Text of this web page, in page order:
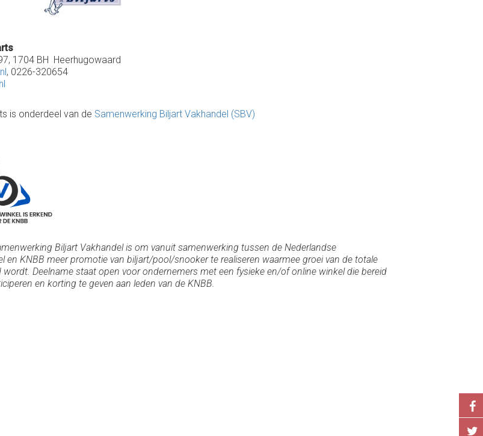
1704 BH Heerhugowaard
, 0226-320654
is onderdeel van de Samenwerking Biljart Vakhandel (SBV)
Biljart Vakhandel is om vanuit samenwerking tussen de Nederlandse
en KNBB meer promotie van biljart/pool/snooker te realiseren waarmee groei van de totale
Deelname staat open voor ondernemers met een fysieke en/of online winkel die bereid
en korting te geven aan leden van de KNBB.